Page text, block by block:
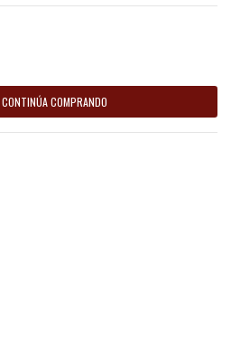
CONTINÚA COMPRANDO